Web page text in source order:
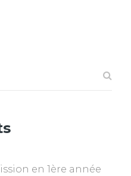
en 1ère année